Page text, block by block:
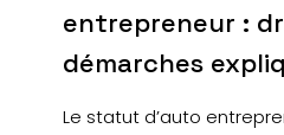
entrepreneur :
démarches
Le statut d’auto